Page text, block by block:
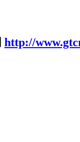
http://